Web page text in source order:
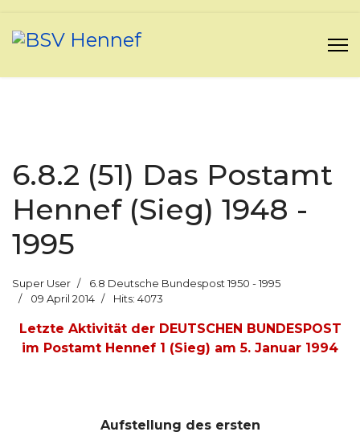
6.8.2 (51) Das Postamt
Hennef (Sieg) 1948 -
1995
Super User
6.8 Deutsche Bundespost 1950 - 1995
09 April 2014
Hits: 4073
Letzte Aktivität der DEUTSCHEN BUNDESPOST
im Postamt Hennef 1 (Sieg) am 5. Januar 1994
Aufstellung des ersten